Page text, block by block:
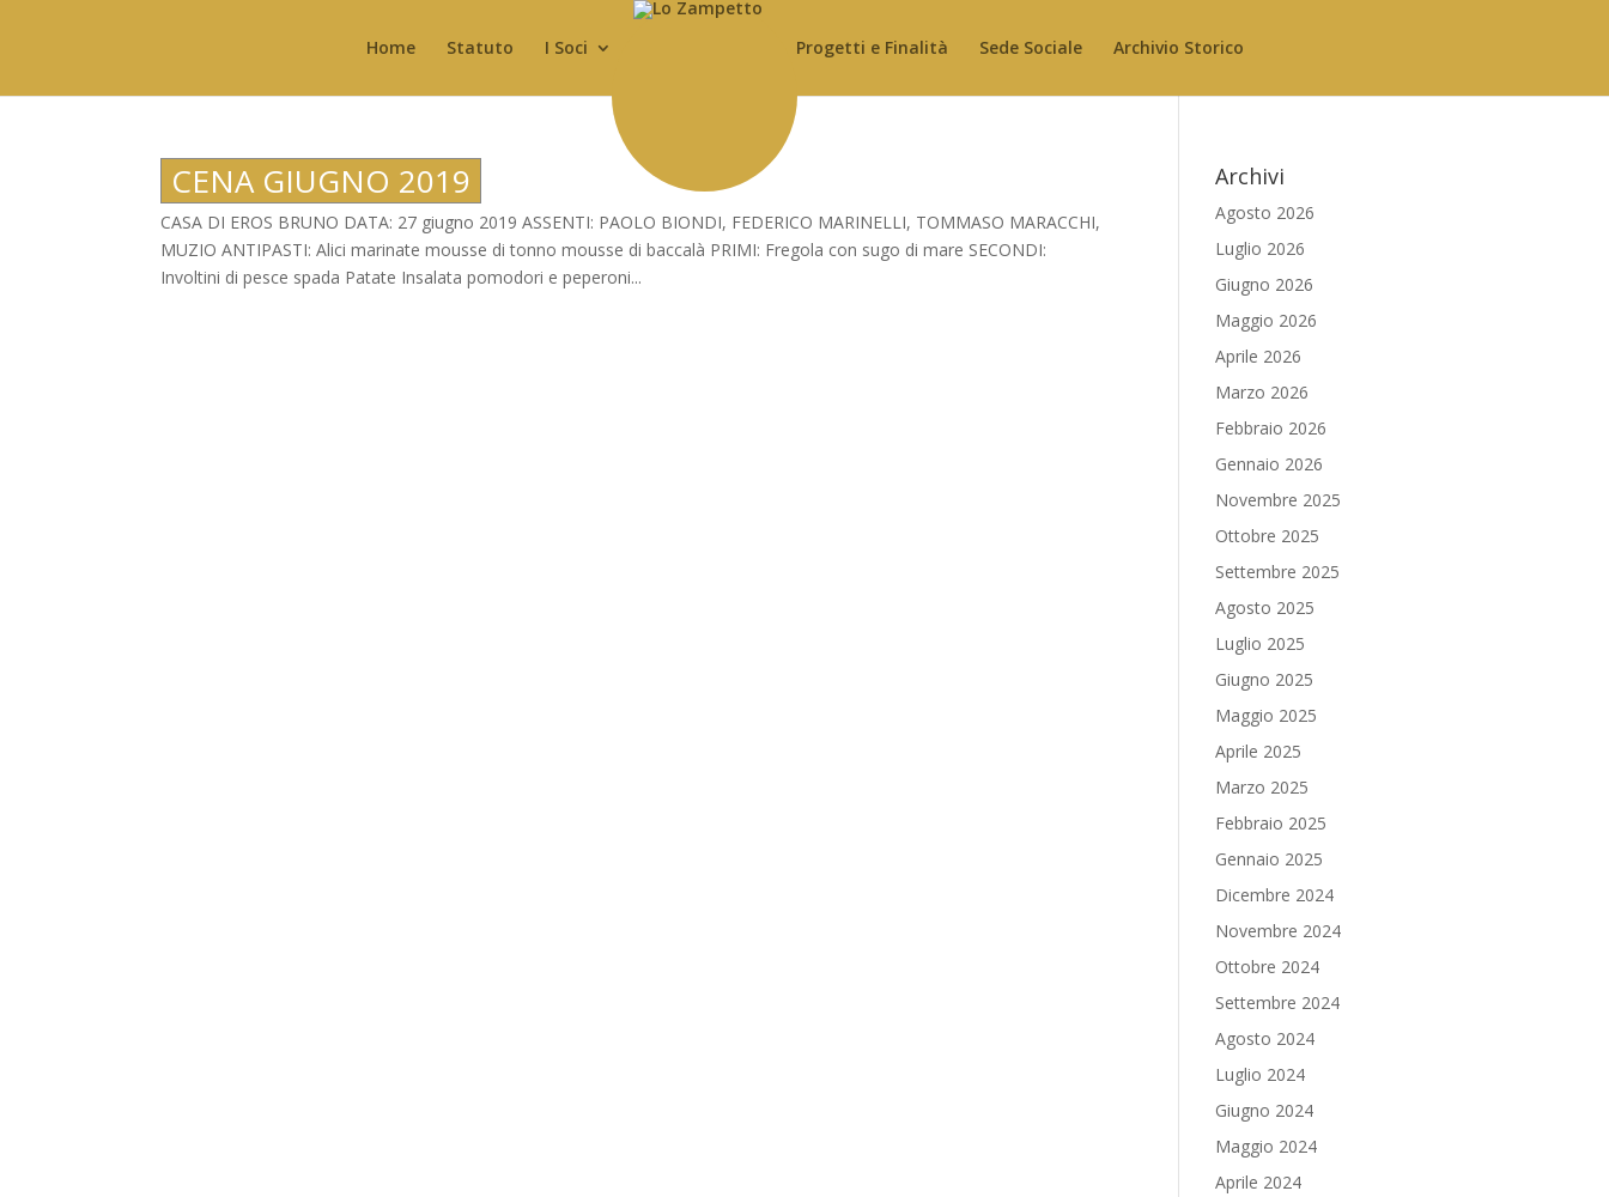
Home Statuto I Soci Progetti e Finalità Sede Sociale Archivio Storico
CENA GIUGNO 2019
CASA DI EROS BRUNO DATA: 27 giugno 2019 ASSENTI: PAOLO BIONDI, FEDERICO MARINELLI, TOMMASO MARACCHI,
MUZIO ANTIPASTI: Alici marinate mousse di tonno mousse di baccalà PRIMI: Fregola con sugo di mare SECONDI:
Involtini di pesce spada Patate Insalata pomodori e peperoni...
Archivi
Agosto 2026
Luglio 2026
Giugno 2026
Maggio 2026
Aprile 2026
Marzo 2026
Febbraio 2026
Gennaio 2026
Novembre 2025
Ottobre 2025
Settembre 2025
Agosto 2025
Luglio 2025
Giugno 2025
Maggio 2025
Aprile 2025
Marzo 2025
Febbraio 2025
Gennaio 2025
Dicembre 2024
Novembre 2024
Ottobre 2024
Settembre 2024
Agosto 2024
Luglio 2024
Giugno 2024
Maggio 2024
Aprile 2024